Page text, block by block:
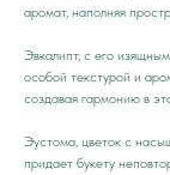
аромат, наполняя
Эвкалипт, с его
особой текстурой и
создавая гармонию в
Эустома, цветок с
придает букету